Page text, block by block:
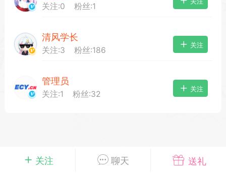
手绘画师 游戏中心
员
04-03 16:49
电脑端 公开内容
起开发属于大家的“二次元宇宙”
~为爱发电~持续更新~
关注 聊天 送礼
关注:0 粉丝:1
清风学长
关注:3 粉丝:186
关注
管理员
关注:1 粉丝:32
关注